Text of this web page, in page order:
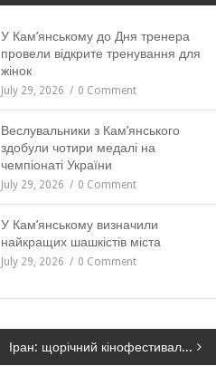
У Кам’янському до Дня тренера
провели відкрите тренування для
жінок
July 29, 2026 0 Comment
Веслувальники з Кам’янського
здобули чотири медалі на
чемпіонаті України
July 29, 2026 0 Comment
У Кам’янському визначили
найкращих шашкістів міста
July 29, 2026 0 Comment
Іран: щорічний кінофестиваль на межі зриву – його бойкотують через збитий український літак